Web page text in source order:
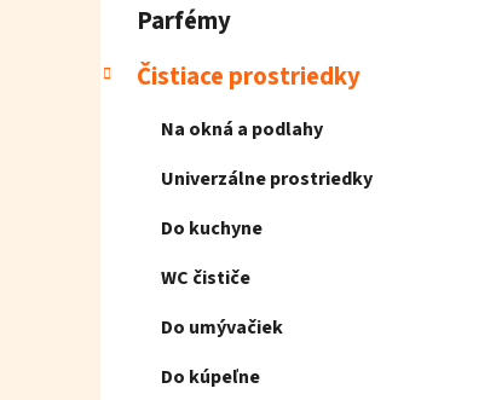
Parfémy
Čistiace prostriedky
Na okná a podlahy
Univerzálne prostriedky
Do kuchyne
WC čističe
Do umývačiek
Do kúpeľne